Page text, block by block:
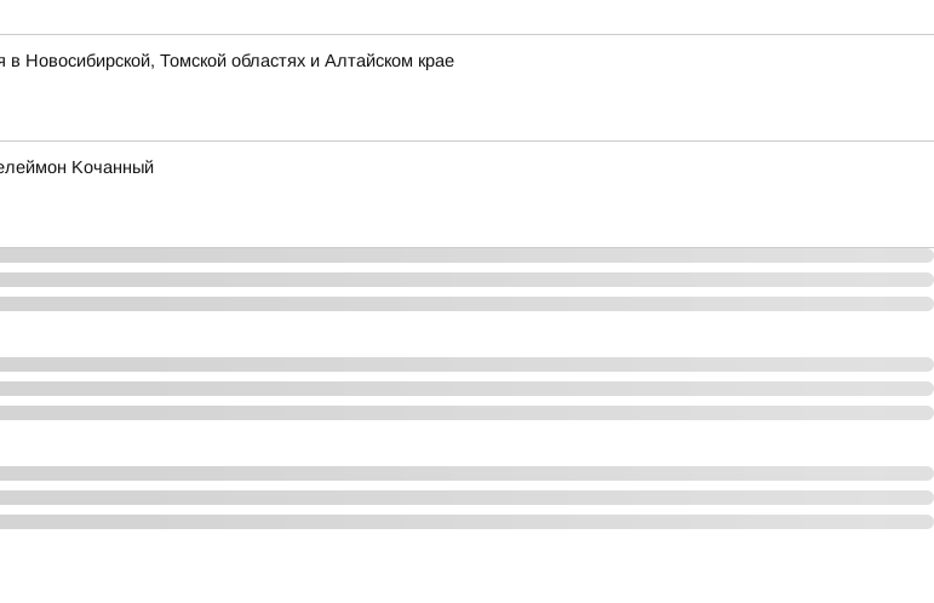
Новосибирской, Томской областях и Алтайском крае
Koчaнный